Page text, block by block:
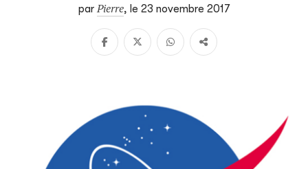
parPierre, le 23 novembre 2017